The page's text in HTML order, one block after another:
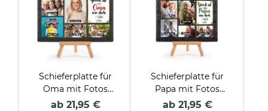
Schieferplatte für
Oma mit Fotos
gestalten - mit
ab 21,95 €
Schieferplatte für
Papa mit Fotos
gestalten - mit
ab 21,95 €